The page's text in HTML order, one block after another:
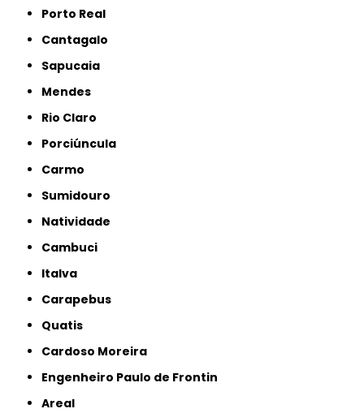
Porto Real
Cantagalo
Sapucaia
Mendes
Rio Claro
Porciúncula
Carmo
Sumidouro
Natividade
Cambuci
Italva
Carapebus
Quatis
Cardoso Moreira
Engenheiro Paulo de Frontin
Areal